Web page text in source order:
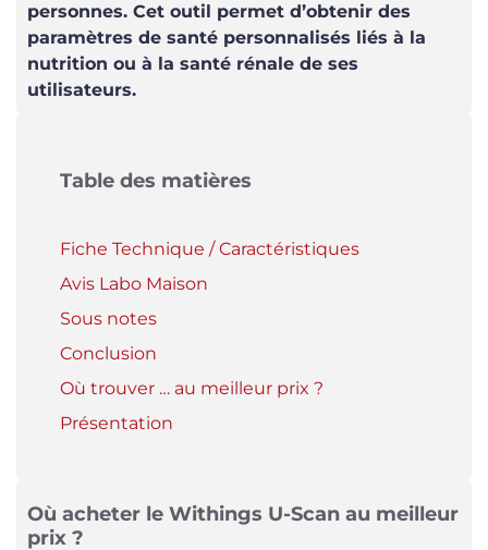
personnes. Cet outil permet d’obtenir des
paramètres de santé personnalisés liés à la
nutrition ou à la santé rénale de ses
utilisateurs.
Table des matières
Fiche Technique / Caractéristiques
Avis Labo Maison
Sous notes
Conclusion
Où trouver … au meilleur prix ?
Présentation
Où acheter le Withings U-Scan au meilleur
prix ?